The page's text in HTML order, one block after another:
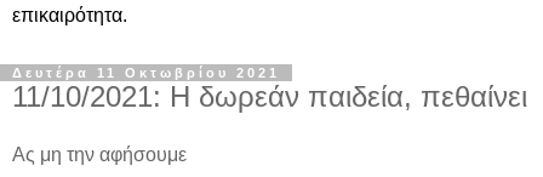
επικαιρότητα.
Δευτέρα 11 Οκτωβρίου 2021
11/10/2021: Η δωρεάν παιδεία, πεθαίνει
Ας μη την αφήσουμε